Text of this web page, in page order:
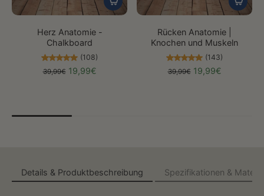
Herz Anatomie -
Chalkboard
(108)
39,99€ 19,99€
Rücken Anatomie |
Knochen und Muskeln
(143)
39,99€ 19,99€
Details & Produktbeschreibung Spezifikationen &